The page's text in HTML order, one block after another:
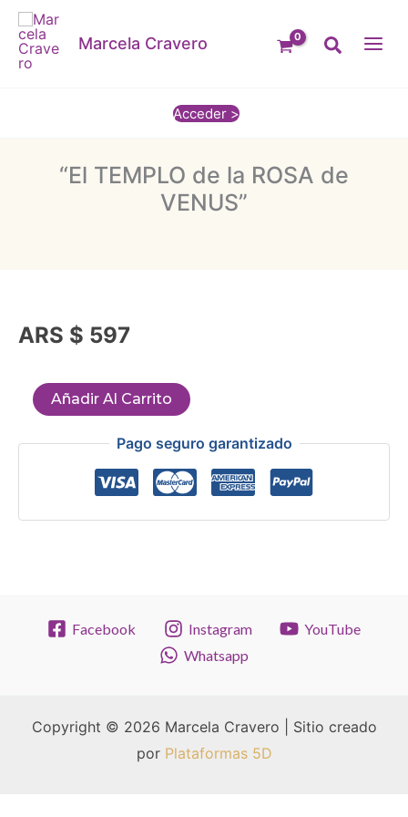
contenido
Marcela Cravero Buscar
Acceder >
“El TEMPLO de la ROSA de
VENUS”
ARS $ 597
"El
TEMPLO
de
Añadir Al Carrito
Pago seguro garantizado
Facebook Instagram
YouTube
Whatsapp
Copyright © 2026 Marcela Cravero | Sitio creado
por Plataformas 5D